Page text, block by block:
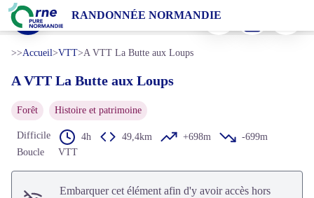
RANDONNÉE NORMANDIE
A VTT La Butte aux Loups
La Brasserie du Perche - Brasserie du Perche
Voir l'image en plein écran
Imprimer
>>Accueil>VTT>A VTT La Butte aux Loups
A VTT La Butte aux Loups
Forêt Histoire et patrimoine
Difficile 4h 49,4km +698m
-699m
Boucle
VTT
Embarquer cet élément afin d'y avoir accès hors